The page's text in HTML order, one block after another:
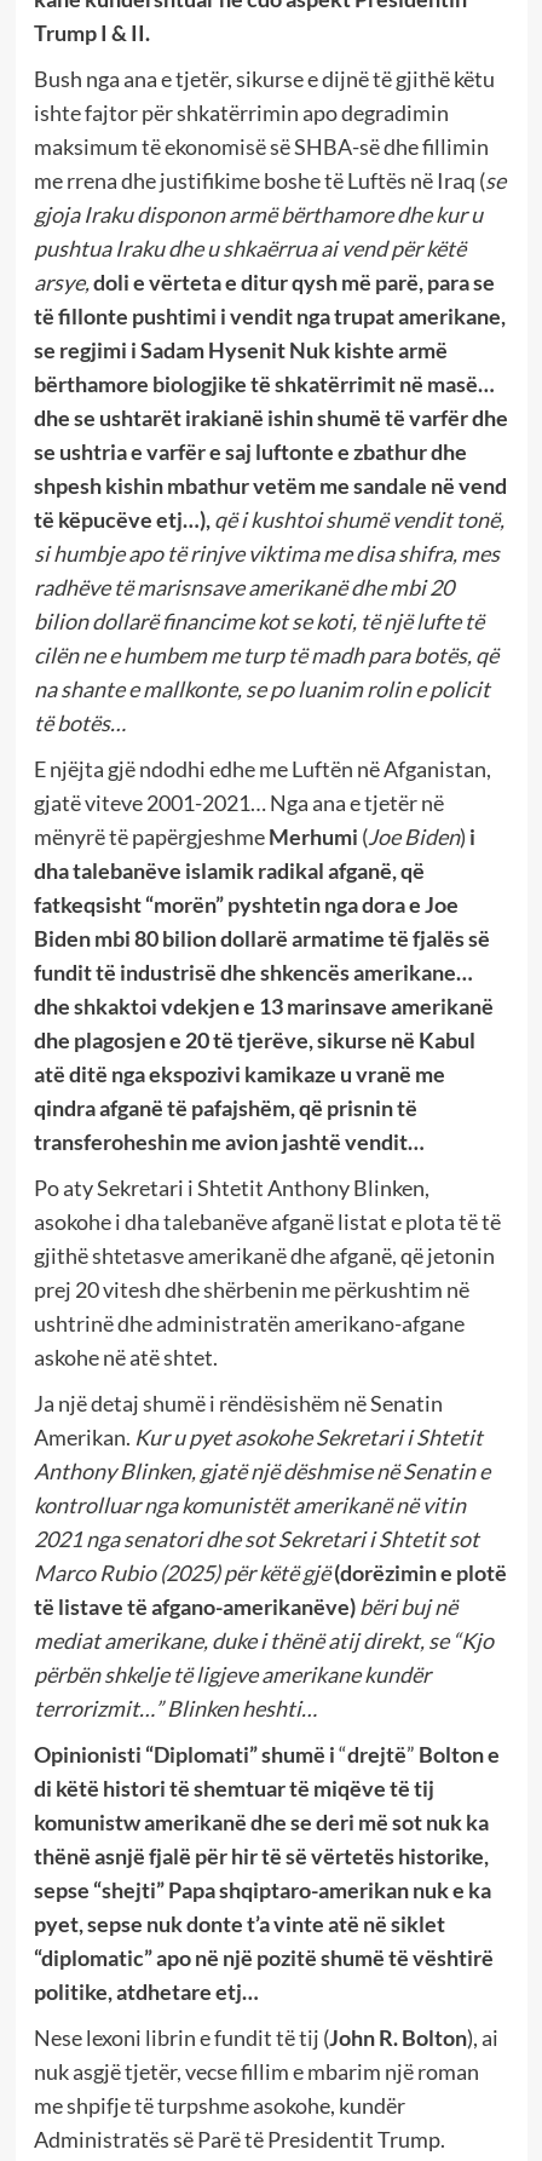
Trump I & II.
Bush nga ana e tjetër, sikurse e dijnë të gjithë këtu
ishte fajtor për shkatërrimin apo degradimin
maksimum të ekonomisë së SHBA-së dhe fillimin
me rrena dhe justifikime boshe të Luftës në Iraq (se
gjoja Iraku disponon armë bërthamore dhe kur u
pushtua Iraku dhe u shkaërrua ai vend për këtë
arsye,doli e vërteta e ditur qysh më parë, para se
të fillonte pushtimi i vendit nga trupat amerikane,
se regjimi i Sadam Hysenit Nuk kishte armë
bërthamore biologjike të shkatërrimit në masë…
dhe se ushtarët irakianë ishin shumë të varfër dhe
se ushtria e varfër e saj luftonte e zbathur dhe
shpesh kishin mbathur vetëm me sandale në vend
të këpucëve etj…),që i kushtoi shumë vendit tonë,
si humbje apo të rinjve viktima me disa shifra, mes
radhëve të marisnsave amerikanë dhe mbi 20
bilion dollarë financime kot se koti, të një lufte të
cilën ne e humbem me turp të madh para botës, që
na shante e mallkonte, se po luanim rolin e policit
të botës…
E njëjta gjë ndodhi edhe me Luftën në Afganistan,
gjatë viteve 2001-2021… Nga ana e tjetër në
mënyrë të papërgjeshmeMerhumi (Joe Biden) i
dha talebanëve islamik radikal afganë, që
fatkeqsisht “morën” pyshtetin nga dora e Joe
Biden mbi 80 bilion dollarë armatime të fjalës së
fundit të industrisë dhe shkencës amerikane…
dhe shkaktoi vdekjen e 13 marinsave amerikanë
dhe plagosjen e 20 të tjerëve, sikurse në Kabul
atë ditë nga ekspozivi kamikaze u vranë me
qindra afganë të pafajshëm, që prisnin të
transferoheshin me avion jashtë vendit…
Po aty Sekretari i Shtetit Anthony Blinken,
asokohe i dha talebanëve afganë listat e plota të të
gjithë shtetasve amerikanë dhe afganë, që jetonin
prej 20 vitesh dhe shërbenin me përkushtim në
ushtrinë dhe administratën amerikano-afgane
askohe në atë shtet.
Ja një detaj shumë i rëndësishëm në Senatin
Amerikan. Kur u pyet asokohe Sekretari i Shtetit
Anthony Blinken, gjatë një dëshmise në Senatin e
kontrolluar nga komunistët amerikanë në vitin
2021 nga senatori dhe sot Sekretari i Shtetit sot
Marco Rubio (2025) për këtë gjë(dorëzimin e plotë
të listave të afgano-amerikanëve) bëri buj në
mediat amerikane, duke i thënë atij direkt, se “Kjo
përbën shkelje të ligjeve amerikane kundër
terrorizmit…” Blinken heshti…
Opinionisti “Diplomati” shumë i“drejtë” Bolton e
di këtë histori të shemtuar të miqëve të tij
komunistw amerikanë dhe se deri më sot nuk ka
thënë asnjë fjalë për hir të së vërtetës historike,
sepse “shejti” Papa shqiptaro-amerikan nuk e ka
pyet, sepse nuk donte t’a vinte atë në siklet
“diplomatic” apo në një pozitë shumë të vështirë
politike, atdhetare etj…
Nese lexoni librin e fundit të tij (John R. Bolton), ai
nuk asgjë tjetër, vecse fillim e mbarim një roman
me shpifje të turpshme asokohe, kundër
Administratës së Parë të Presidentit Trump.